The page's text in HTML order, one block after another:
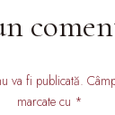
va fi publicată.
marcate cu *